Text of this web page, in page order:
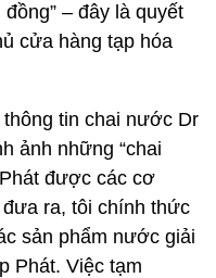
– đây là quyết
cửa hàng tạp hóa
tin chai nước Dr
ảnh những “chai
được các cơ
ra, tôi chính thức
sản phẩm nước giải
Phát. Việc tạm